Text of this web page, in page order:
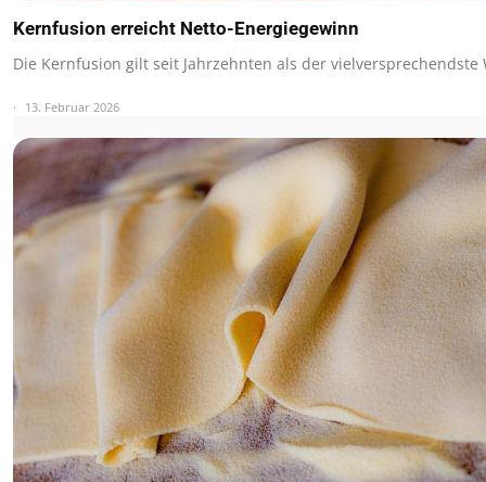
Kernfusion erreicht Netto-Energiegewinn
Die Kernfusion gilt seit Jahrzehnten als der vielversprechendste
13. Februar 2026